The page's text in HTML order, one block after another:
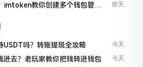
imtoken教你创建多个钱包管理
昨天
吗？转账提现全攻略 今天
去？老玩家教你把钱转进钱包 今天